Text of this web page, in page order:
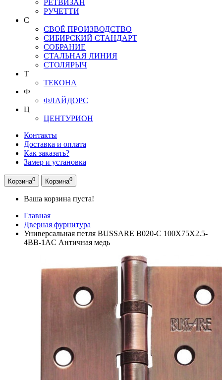
РЕТВИЗАН
РУЧЕТТИ
С
СВОЁ ПРОИЗВОДСТВО
СИБИРСКИЙ СТАНДАРТ
СОБРАНИЕ
СТАЛЬНАЯ ЛИНИЯ
СТОЛЯРЫЧ
Т
ТЕКОНА
Ф
ФЛАЙДОРС
Ц
ЦЕНТУРИОН
Контакты
Доставка и оплата
Как заказать?
Замер и установка
Корзина0 Корзина0
Ваша корзина пуста!
Главная
Дверная фурнитура
Универсальная петля BUSSARE B020-C 100X75X2.5-
4BB-1AC Античная медь